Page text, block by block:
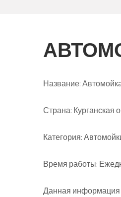
Название:
Страна: Курганская
Категория:
Время работы:
Данная информация